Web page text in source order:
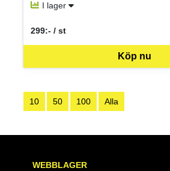
I lager
Köp nu
299:- / st
SEK per ST
10 50 100 Alla
WEBBLAGER